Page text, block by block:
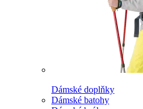
Dámské doplňky
Dámské batohy